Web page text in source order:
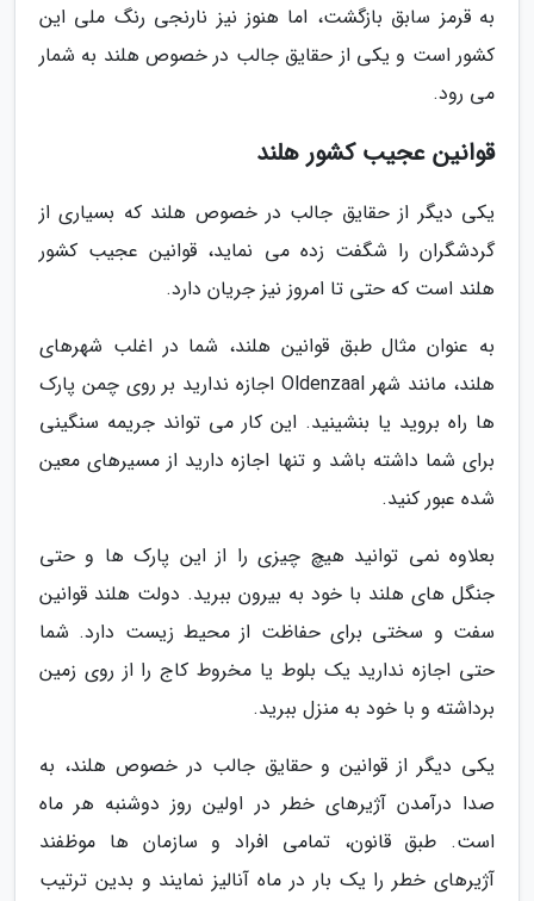
به قرمز سابق بازگشت، اما هنوز نیز نارنجی رنگ ملی این
کشور است و یکی از حقایق جالب در خصوص هلند به شمار
می رود.
قوانین عجیب کشور هلند
یکی دیگر از حقایق جالب در خصوص هلند که بسیاری از
گردشگران را شگفت زده می نماید، قوانین عجیب کشور
هلند است که حتی تا امروز نیز جریان دارد.
به عنوان مثال طبق قوانین هلند، شما در اغلب شهرهای
هلند، مانند شهر Oldenzaal اجازه ندارید بر روی چمن پارک
ها راه بروید یا بنشینید. این کار می تواند جریمه سنگینی
برای شما داشته باشد و تنها اجازه دارید از مسیرهای معین
شده عبور کنید.
بعلاوه نمی توانید هیچ چیزی را از این پارک ها و حتی
جنگل های هلند با خود به بیرون ببرید. دولت هلند قوانین
سفت و سختی برای حفاظت از محیط زیست دارد. شما
حتی اجازه ندارید یک بلوط یا مخروط کاج را از روی زمین
برداشته و با خود به منزل ببرید.
یکی دیگر از قوانین و حقایق جالب در خصوص هلند، به
صدا درآمدن آژیرهای خطر در اولین روز دوشنبه هر ماه
است. طبق قانون، تمامی افراد و سازمان ها موظفند
آژیرهای خطر را یک بار در ماه آنالیز نمایند و بدین ترتیب